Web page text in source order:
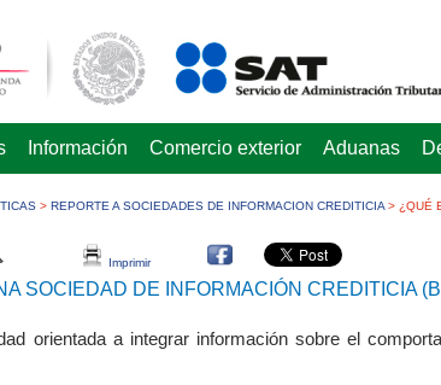
Información Comercio exterior Aduanas
> REPORTE A SOCIEDADES DE INFORMACION CREDITICIA > ¿QUÉ
Imprimir
SOCIEDAD DE INFORMACIÓN CREDITICIA
orientada a integrar información sobre el